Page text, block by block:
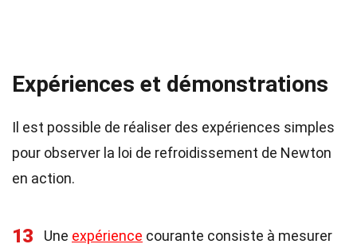
Expériences et démonstrations
Il est possible de réaliser des expériences simples
pour observer la loi de refroidissement de Newton
en action.
13 Une expérience courante consiste à mesurer